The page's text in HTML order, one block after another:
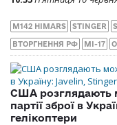
M142 HIMARS STINGER
ВТОРГНЕННЯ РФ МІ-17
США розглядають
партії зброї в
гелікоптери